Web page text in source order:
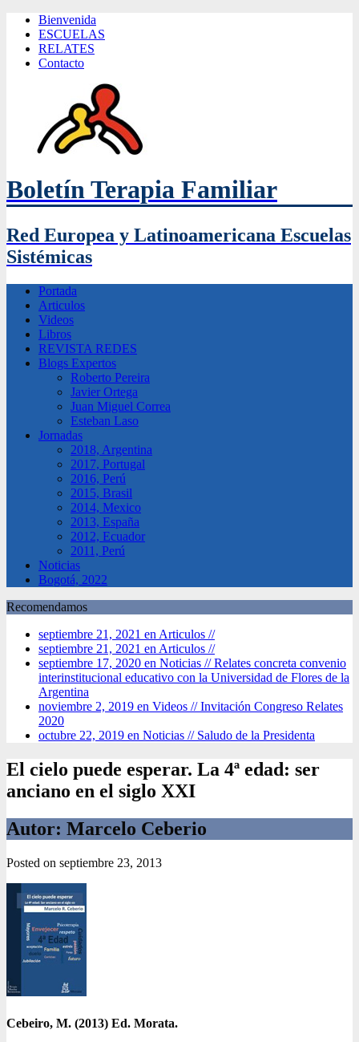
Bienvenida
ESCUELAS
RELATES
Contacto
Boletín Terapia Familiar
Red Europea y Latinoamericana Escuelas
Sistémicas
Portada
Articulos
Videos
Libros
REVISTA REDES
Blogs Expertos
Roberto Pereira
Javier Ortega
Juan Miguel Correa
Esteban Laso
Jornadas
2018, Argentina
2017, Portugal
2016, Perú
2015, Brasil
2014, Mexico
2013, España
2012, Ecuador
2011, Perú
Noticias
Bogotá, 2022
Recomendamos
septiembre 21, 2021 en Articulos //
septiembre 21, 2021 en Articulos //
septiembre 17, 2020 en Noticias //Relates concreta convenio
interinstitucional educativo con la Universidad de Flores de la
Argentina
noviembre 2, 2019 en Videos //Invitación Congreso Relates
2020
octubre 22, 2019 en Noticias // Saludo de la Presidenta
El cielo puede esperar. La 4ª edad: ser
anciano en el siglo XXI
Autor: Marcelo Ceberio
Posted on septiembre 23, 2013
Cebeiro, M. (2013) Ed. Morata.